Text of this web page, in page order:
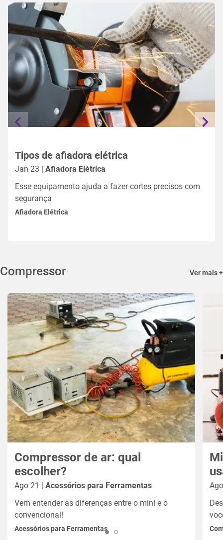
Tipos de afiadora elétrica
Jan 23 | Afiadora Elétrica
Esse equipamento ajuda a fazer cortes precisos com
segurança
Afiadora Elétrica
Compressor Ver mais +
Compressor de ar: qual
escolher?
Ago 21 | Acessórios para Ferramentas
Vem entender as diferenças entre o mini e o
convencional!
Acessórios para Ferramentas